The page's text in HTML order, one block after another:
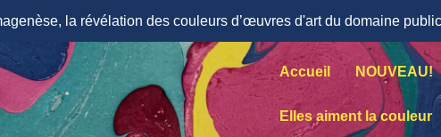
la révélation des couleurs d’œuvres d'art du domaine
Accueil NOUVEAU!
Elles aiment la couleur